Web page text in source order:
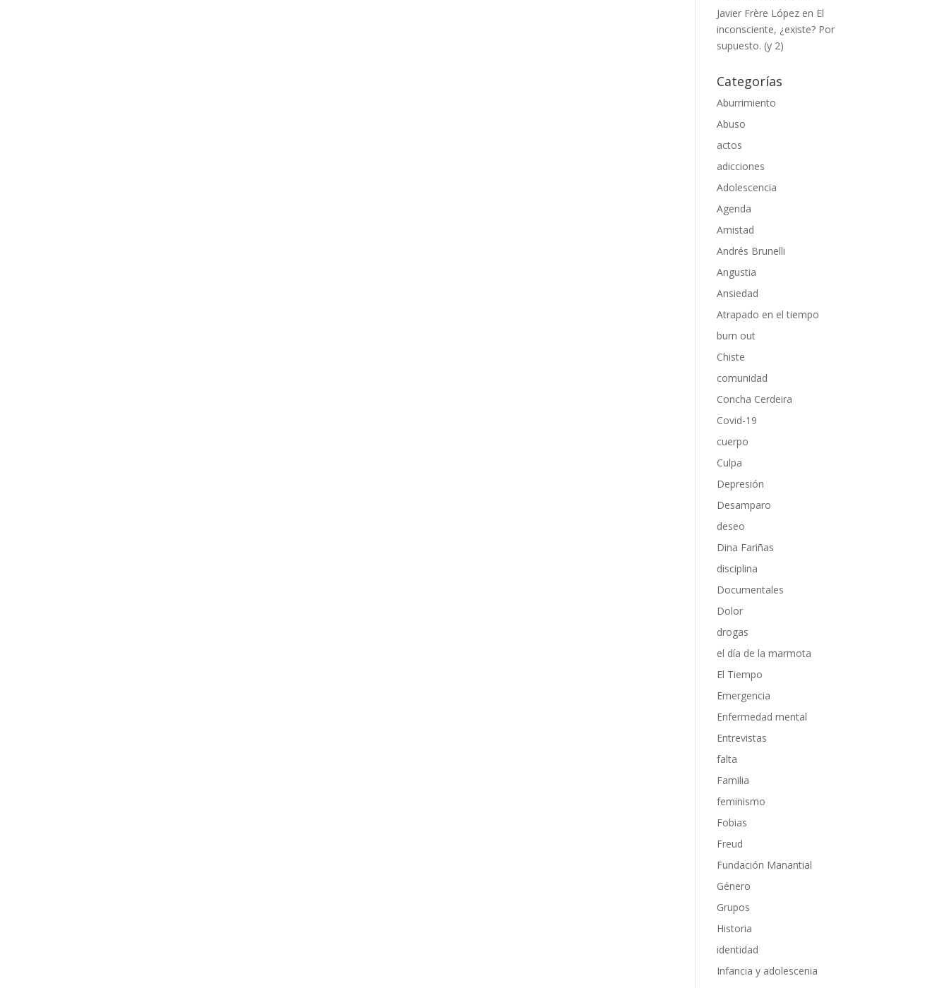
Javier Frère López en El
inconsciente, ¿existe? Por
supuesto. (y 2)
Categorías
Aburrimiento
Abuso
actos
adicciones
Adolescencia
Agenda
Amistad
Andrés Brunelli
Angustia
Ansiedad
Atrapado en el tiempo
burn out
Chiste
comunidad
Concha Cerdeira
Covid-19
cuerpo
Culpa
Depresión
Desamparo
deseo
Dina Fariñas
disciplina
Documentales
Dolor
drogas
el día de la marmota
El Tiempo
Emergencia
Enfermedad mental
Entrevistas
falta
Familia
feminismo
Fobias
Freud
Fundación Manantial
Género
Grupos
Historia
identidad
Infancia y adolescenia